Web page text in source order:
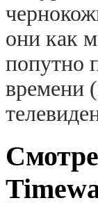
они как
попутно
времени